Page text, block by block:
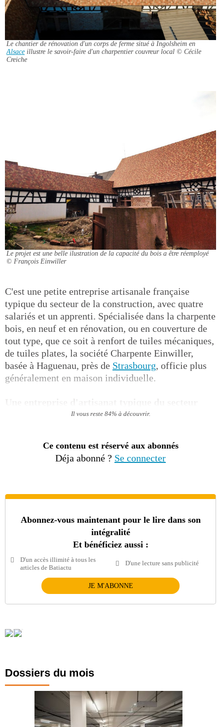
Le chantier de rénovation d'un corps de ferme situé à Ingolsheim en
Alsace illustre le savoir-faire d'un charpentier couvreur local © Cécile
Creiche
Le projet est une belle ilustration de la capacité du bois a être réemployé
© François Einwiller
C'est une petite entreprise artisanale française
typique du secteur de la construction, avec quatre
salariés et un apprenti. Spécialisée dans la charpente
bois, en neuf et en rénovation, ou en couverture de
tout type, que ce soit à renfort de tuiles mécaniques,
de tuiles plates, la société Charpente Einwiller,
basée à Haguenau, près de Strasbourg, officie plus
généralement en maison individuelle.
Il vous reste 84% à découvrir.
Ce contenu est réservé aux abonnés
Déja abonné ? Se connecter
Abonnez-vous maintenant pour le lire dans son
intégralité
Et bénéficiez aussi :
D'un accès illimité à tous les
articles de Batiactu
D'une lecture sans publicité
JE M'ABONNE
Dossiers du mois